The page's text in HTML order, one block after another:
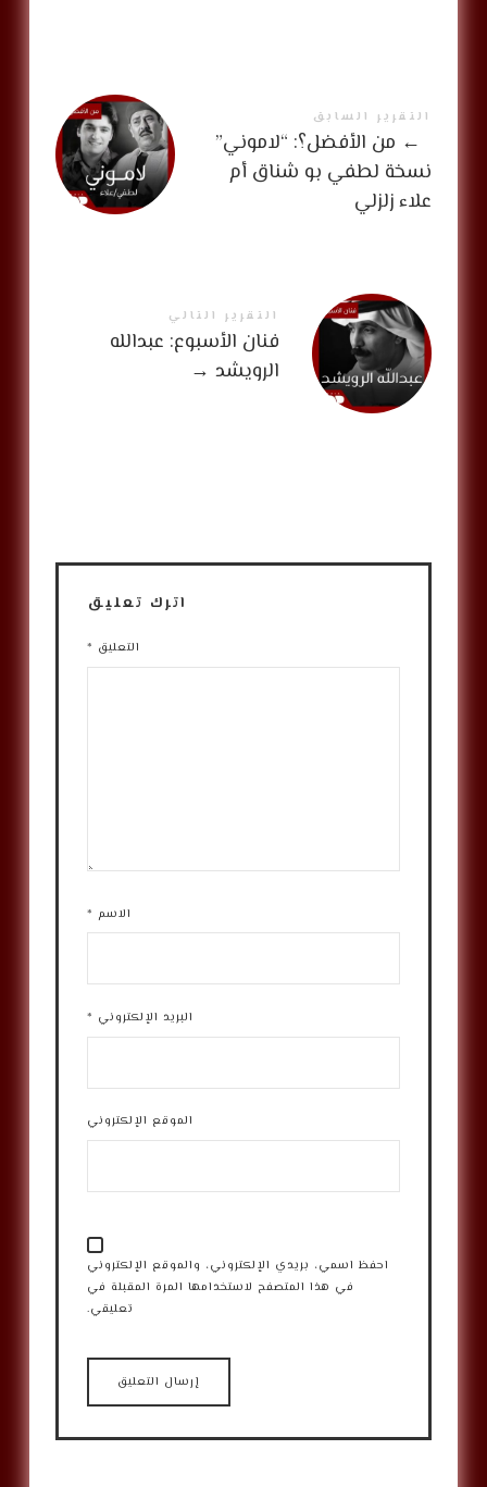
التقرير السابق
← من الأفضل؟: “لاموني”
نسخة لطفي بو شناق أم
علاء زلزلي
التقرير التالي
فنان الأسبوع: عبدالله
الرويشد →
اترك تعليق
التعليق *
الاسم *
البريد الإلكتروني *
الموقع الإلكتروني
احفظ اسمي، بريدي الإلكتروني، والموقع الإلكتروني
في هذا المتصفح لاستخدامها المرة المقبلة في
تعليقي.